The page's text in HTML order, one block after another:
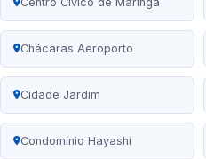
Chácaras Aeroporto
Cidade Jardim
Condomínio Hayashi